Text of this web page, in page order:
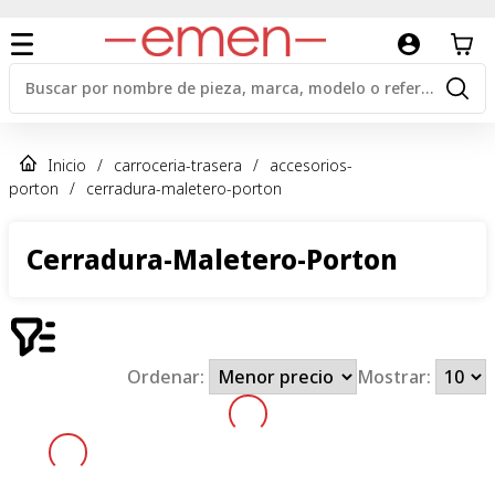
Inicio / carroceria-trasera / accesorios-
porton / cerradura-maletero-porton
Cerradura-Maletero-Porton
Ordenar: Mostrar: